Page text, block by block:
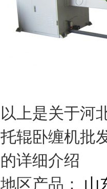
以上是关于河
托辊卧缠机批
的详细介绍
地区产品： 山